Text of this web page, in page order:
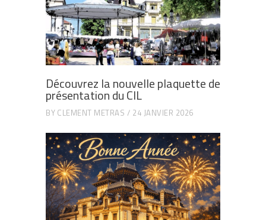
Découvrez la nouvelle plaquette de
présentation du CIL
BY CLEMENT METRAS 24 JANVIER 2026